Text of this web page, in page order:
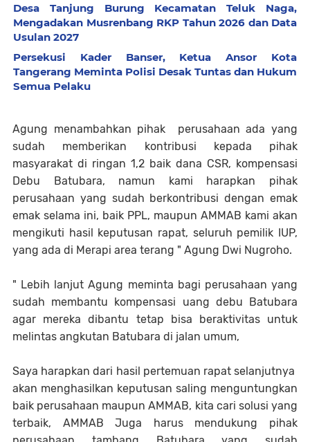
Desa Tanjung Burung Kecamatan Teluk Naga,
Mengadakan Musrenbang RKP Tahun 2026 dan Data
Usulan 2027
Persekusi Kader Banser, Ketua Ansor Kota
Tangerang Meminta Polisi Desak Tuntas dan Hukum
Semua Pelaku
Agung menambahkan pihak perusahaan ada yang
sudah memberikan kontribusi kepada pihak
masyarakat di ringan 1,2 baik dana CSR, kompensasi
Debu Batubara, namun kami harapkan pihak
perusahaan yang sudah berkontribusi dengan emak
emak selama ini, baik PPL, maupun AMMAB kami akan
mengikuti hasil keputusan rapat, seluruh pemilik IUP,
yang ada di Merapi area terang " Agung Dwi Nugroho.
" Lebih lanjut Agung meminta bagi perusahaan yang
sudah membantu kompensasi uang debu Batubara
agar mereka dibantu tetap bisa beraktivitas untuk
melintas angkutan Batubara di jalan umum,
Saya harapkan dari hasil pertemuan rapat selanjutnya
akan menghasilkan keputusan saling menguntungkan
baik perusahaan maupun AMMAB, kita cari solusi yang
terbaik, AMMAB Juga harus mendukung pihak